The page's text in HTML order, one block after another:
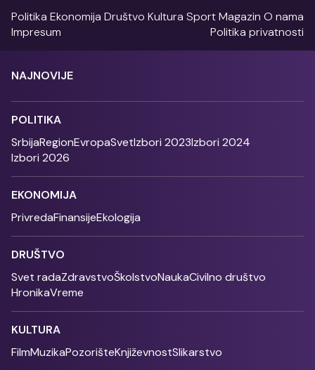
Politika Ekonomija Društvo Kultura SportMagazin O nama
Impresum
Politika privatnosti
NAJNOVIJE
POLITIKA
SrbijaRegionEvropaSvetIzbori 2023Izbori 2024
Izbori 2026
EKONOMIJA
PrivredaFinansijeEkologija
DRUŠTVO
Svet radaZdravstvoŠkolstvoNaukaCivilno društvo
HronikaVreme
KULTURA
FilmMuzikaPozorišteKnjiževnostSlikarstvo